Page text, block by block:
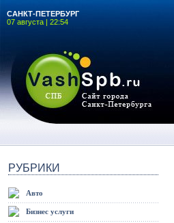
САНКТ-ПЕТЕРБУРГ
07 августа | 22:54
РУБРИКИ
Авто
Бизнес услуги